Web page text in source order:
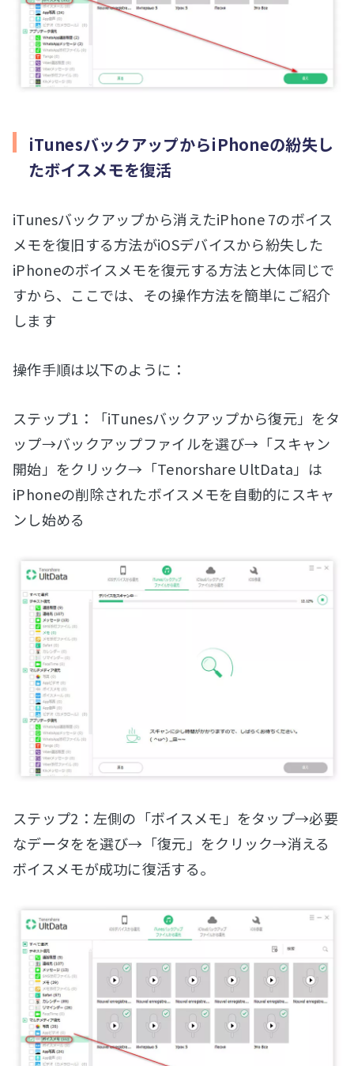
iTunesバックアップからiPhoneの紛失し
たボイスメモを復活
iTunesバックアップから消えたiPhone 7のボイス
メモを復旧する方法がiOSデバイスから紛失した
iPhoneのボイスメモを復元する方法と大体同じで
すから、ここでは、その操作方法を簡単にご紹介
します
操作手順は以下のように：
ステップ1：「iTunesバックアップから復元」をタ
ップ→バックアップファイルを選び→「スキャン
開始」をクリック→「Tenorshare UltData」は
iPhoneの削除されたボイスメモを自動的にスキャ
ンし始める
ステップ2：左側の「ボイスメモ」をタップ→必要
なデータをを選び→「復元」をクリック→消える
ボイスメモが成功に復活する。